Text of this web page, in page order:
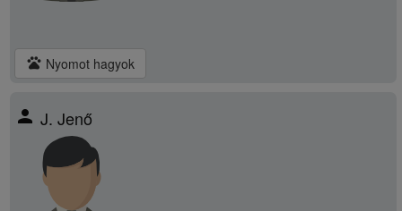
pets Nyomot hagyok
person J. Jenő